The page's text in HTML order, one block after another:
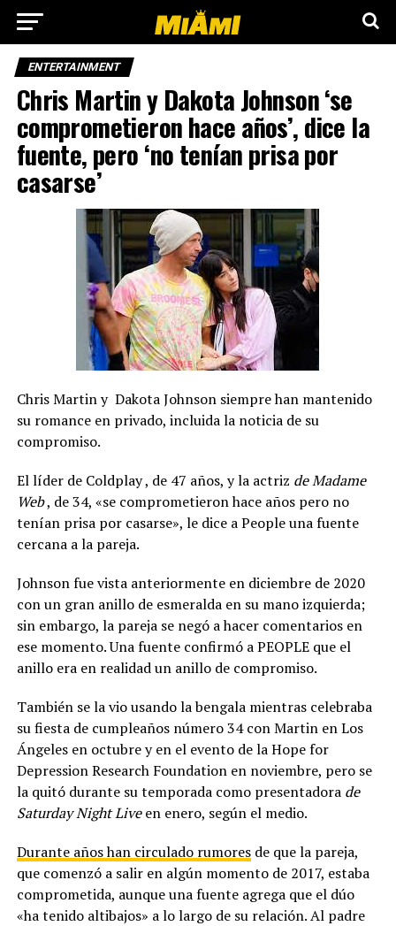
ENTERTAINMENT
Chris Martin y Dakota Johnson ‘se
comprometieron hace años’, dice la
fuente, pero ‘no tenían prisa por
casarse’
Chris Martin y Dakota Johnson siempre han mantenido
su romance en privado, incluida la noticia de su
compromiso.
El líder de Coldplay , de 47 años, y la actriz de Madame
Web, de 34, «se comprometieron hace años pero no
tenían prisa por casarse», le dice a People una fuente
cercana a la pareja.
Johnson fue vista anteriormente en diciembre de 2020
con un gran anillo de esmeralda en su mano izquierda;
sin embargo, la pareja se negó a hacer comentarios en
ese momento. Una fuente confirmó a PEOPLE que el
anillo era en realidad un anillo de compromiso.
También se la vio usando la bengala mientras celebraba
su fiesta de cumpleaños número 34 con Martin en Los
Ángeles en octubre y en el evento de la Hope for
Depression Research Foundation en noviembre, pero se
la quitó durante su temporada como presentadora de
Saturday Night Liveen enero, según el medio.
Durante años han circulado rumoresde que la pareja,
que comenzó a salir en algún momento de 2017, estaba
comprometida, aunque una fuente agrega que el dúo
«ha tenido altibajos» a lo largo de su relación. Al padre